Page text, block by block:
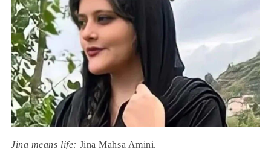
Jina means life: Jina Mahsa Amini.